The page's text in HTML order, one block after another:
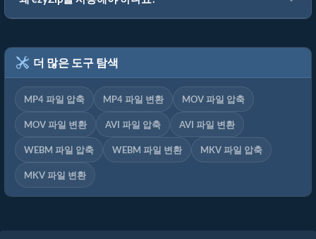
더 많은 도구 탐색
MP4 파일 압축 MP4 파일 변환 MOV 파일 압축
MOV 파일 변환 AVI 파일 압축 AVI 파일 변환
WEBM 파일 압축 WEBM 파일 변환 MKV 파일 압축
MKV 파일 변환